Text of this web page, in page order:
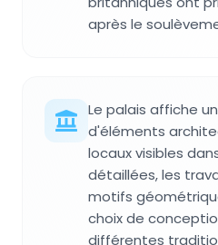
après le
Le palais affiche
d'éléments
locaux visibles
détaillées, les
motifs
choix de
différentes